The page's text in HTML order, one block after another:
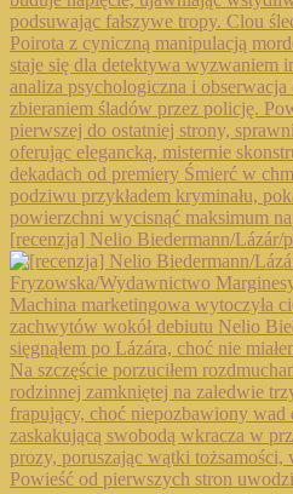
[recenzja] Nelio Biedermann/Lázár/